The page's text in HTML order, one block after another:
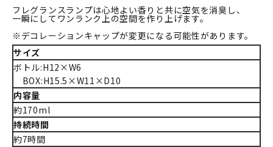
フレグランスランプは心地よい香りと共に空気を消臭し、
一瞬にしてワンランク上の空間を作り上げます。
※デコレーションキャップが変更になる可能性があります。
サイズ
ボトル:H12×W6
BOX:H15.5×W11×D10
内容量
約170ml
持続時間
約7時間